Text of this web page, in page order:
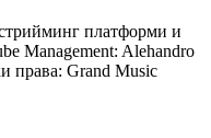
платформи и
Management: Alehandro
права: Grand Music